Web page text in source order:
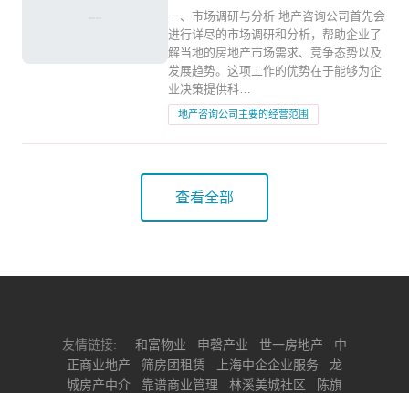
一、市场调研与分析 地产咨询公司首先会
进行详尽的市场调研和分析，帮助企业了
解当地的房地产市场需求、竞争态势以及
发展趋势。这项工作的优势在于能够为企
业决策提供科…
地产咨询公司主要的经营范围
查看全部
友情链接: 和富物业 申磬产业 世一房地产
中
正商业地产
筛房团租赁 上海中企企业服务
龙
城房产中介
靠谱商业管理 林溪美城社区
陈旗